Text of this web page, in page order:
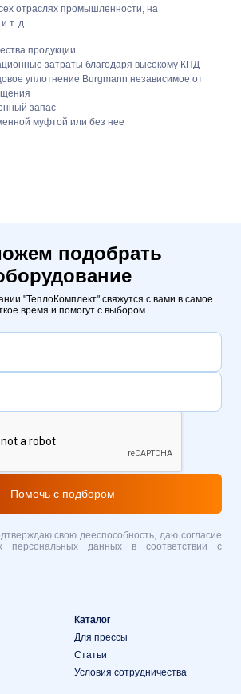
отраслях промышленности, на
т. д.
продукции
затраты благодаря высокому КПД
уплотнение Burgmann независимое от
запас
муфтой или без нее
подобрать
"ТеплоКомплект" свяжутся с вами в самое
время и помогут с выбором.
Помочь с подбором
свою дееспособность, даю согласие
персональных данных в соответствии с
Каталог
Для прессы
Статьи
Условия сотрудничества